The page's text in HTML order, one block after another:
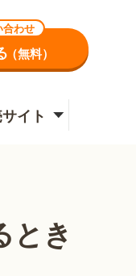
合わせ
（無料）
イト
とき